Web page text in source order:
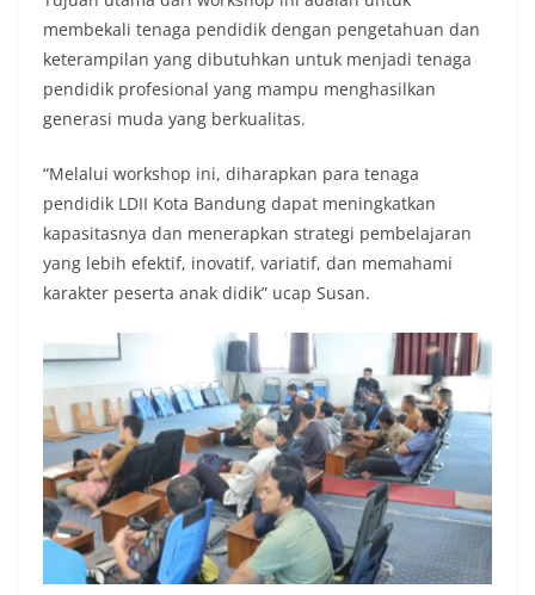
membekali tenaga pendidik dengan pengetahuan dan
keterampilan yang dibutuhkan untuk menjadi tenaga
pendidik profesional yang mampu menghasilkan
generasi muda yang berkualitas.
“Melalui workshop ini, diharapkan para tenaga
pendidik LDII Kota Bandung dapat meningkatkan
kapasitasnya dan menerapkan strategi pembelajaran
yang lebih efektif, inovatif, variatif, dan memahami
karakter peserta anak didik” ucap Susan.